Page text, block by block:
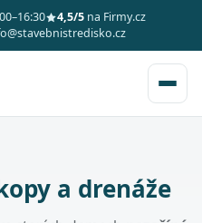
4,5/5na Firmy.cz
a drenáže